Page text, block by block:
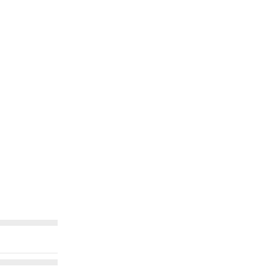
把刷新
赵信的人